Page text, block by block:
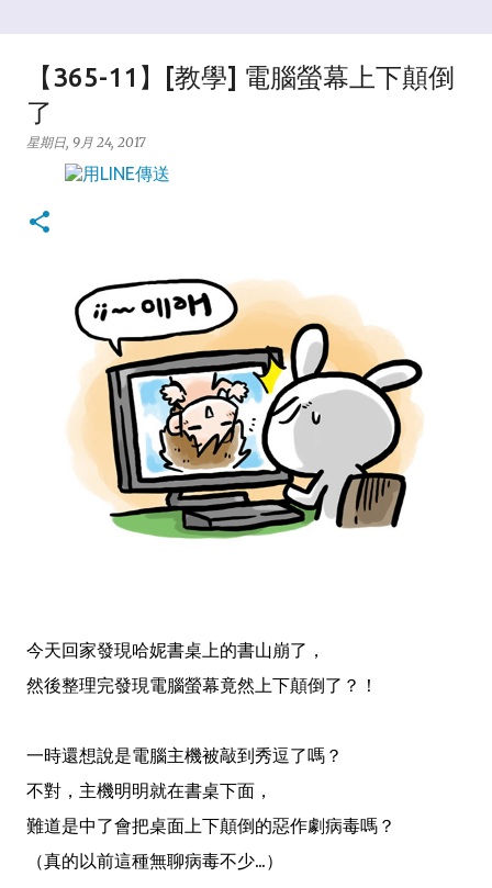
【365-11】[教學] 電腦螢幕上下顛倒
了
星期日, 9月 24, 2017
今天回家發現哈妮書桌上的書山崩了，
然後整理完發現電腦螢幕竟然上下顛倒了？！
一時還想說是電腦主機被敲到秀逗了嗎？
不對，主機明明就在書桌下面，
難道是中了會把桌面上下顛倒的惡作劇病毒嗎？
（真的以前這種無聊病毒不少...）